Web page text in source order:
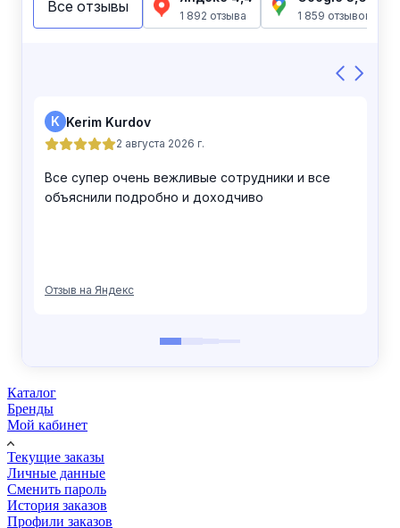
Каталог
Бренды
Мой кабинет
Текущие заказы
Личные данные
Сменить пароль
История заказов
Профили заказов